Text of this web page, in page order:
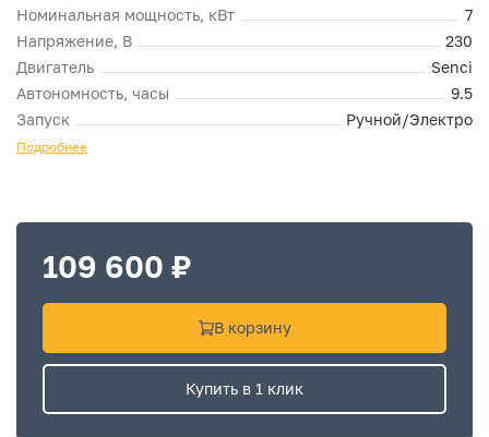
Номинальная мощность, кВт
7
Напряжение, В
230
Двигатель
Senci
Автономность, часы
9.5
Запуск
Ручной/Электро
Подробнее
109 600 ₽
В корзину
Купить в 1 клик